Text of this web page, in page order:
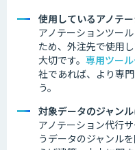
使用しているアノテ
アノテーションツー
ため、外注先で使用
大切です。 専用ツー
社であれば、より専
う。
対象データのジャン
アノテーション代行
うデータのジャンル